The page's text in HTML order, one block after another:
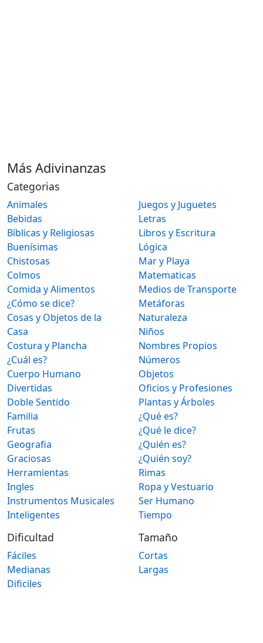
Más Adivinanzas
Categorias
Animales
Bebidas
Bíblicas y Religiosas
Buenísimas
Chistosas
Colmos
Comida y Alimentos
¿Cómo se dice?
Cosas y Objetos de la
Casa
Costura y Plancha
¿Cuál es?
Cuerpo Humano
Divertidas
Doble Sentido
Familia
Frutas
Geografia
Graciosas
Herramientas
Ingles
Instrumentos Musicales
Inteligentes
Juegos y Juguetes
Letras
Libros y Escritura
Lógica
Mar y Playa
Matematicas
Medios de Transporte
Metáforas
Naturaleza
Niños
Nombres Propios
Números
Objetos
Oficios y Profesiones
Plantas y Árboles
¿Qué es?
¿Qué le dice?
¿Quién es?
¿Quién soy?
Rimas
Ropa y Vestuario
Ser Humano
Tiempo
Dificultad
Fáciles
Medianas
Dificiles
Tamaño
Cortas
Largas